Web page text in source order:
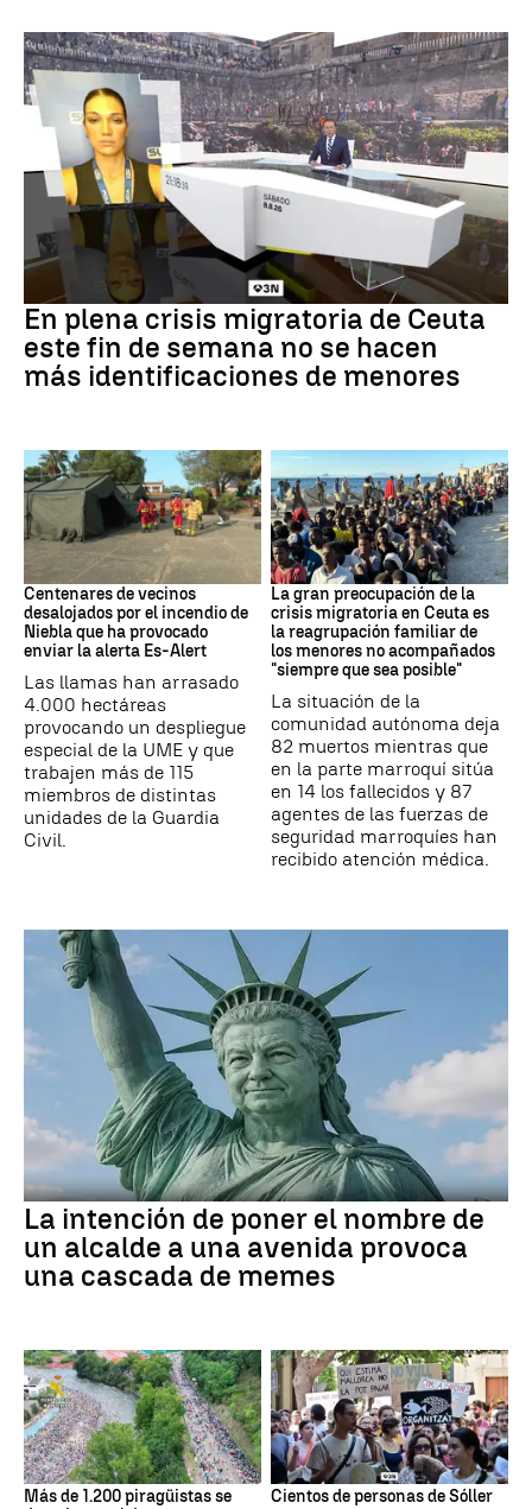
Crisis en Ceuta
En plena crisis migratoria de Ceuta
este fin de semana no se hacen
más identificaciones de menores
Incendio
Centenares de vecinos
desalojados por el incendio de
Niebla que ha provocado
enviar la alerta Es-Alert
Las llamas han arrasado
4.000 hectáreas
provocando un despliegue
especial de la UME y que
trabajen más de 115
miembros de distintas
unidades de la Guardia
Civil.
CRISIS MIGRATORIA
La gran preocupación de la
crisis migratoria en Ceuta es
la reagrupación familiar de
los menores no acompañados
"siempre que sea posible"
La situación de la
comunidad autónoma deja
82 muertos mientras que
en la parte marroquí sitúa
en 14 los fallecidos y 87
agentes de las fuerzas de
seguridad marroquíes han
recibido atención médica.
La intención de poner el nombre de
un alcalde a una avenida provoca
una cascada de memes
Más de 1.200 piragüistas se
Cientos de personas de Sóller